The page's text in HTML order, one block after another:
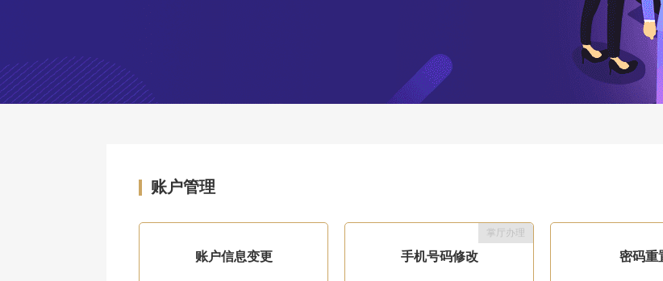
账户管理
账户信息变更 手机号码修改
掌厅办理
密码重